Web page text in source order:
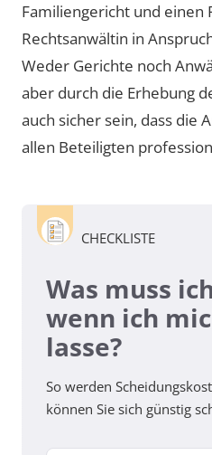
Familiengericht und einen
Rechtsanwältin in
Weder Gerichte noch
aber durch die Erhebung
auch sicher sein, dass die
allen Beteiligten
CHECKLISTE
Was muss
wenn ich
lasse?
So werden
können Sie sich günstig